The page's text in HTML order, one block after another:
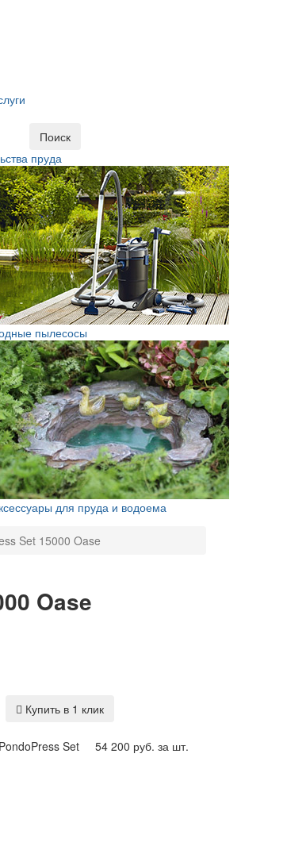
Поиск
пруда
пылесосы
для пруда и водоема
Set 15000 Oase
Oase
Купить в 1 клик
Set
54 200 руб. за шт.